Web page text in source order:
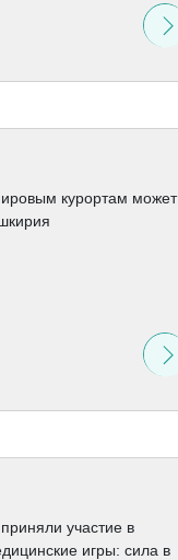
курортам может
участие в
игры: сила в